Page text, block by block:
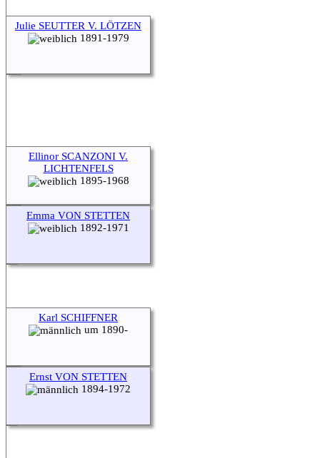
Julie SEUTTER V. LÖTZEN
1891-1979
Ellinor SCANZONI V.
LICHTENFELS
1895-1968
Emma VON STETTEN
1892-1971
Karl SCHIFFNER
um 1890-
Ernst VON STETTEN
1894-1972